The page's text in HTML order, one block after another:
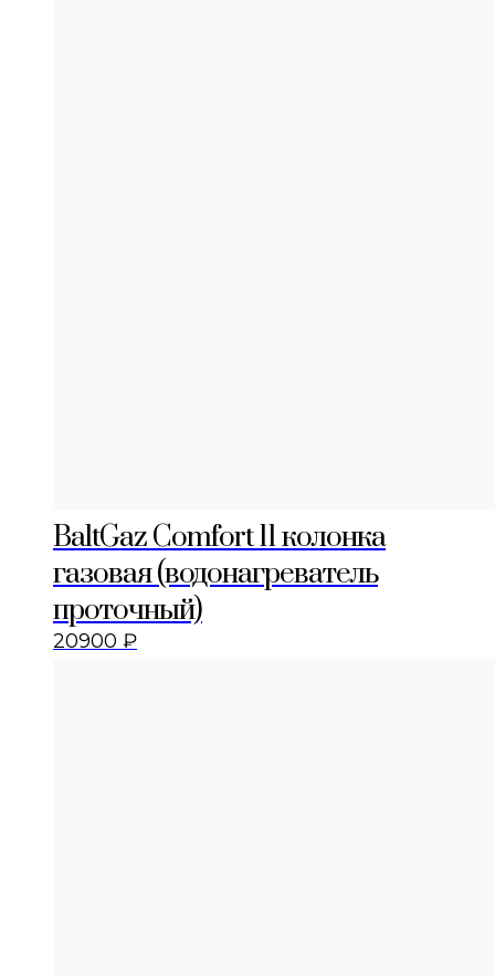
BaltGaz Comfort 11 колонка
газовая (водонагреватель
проточный)
20900 ₽